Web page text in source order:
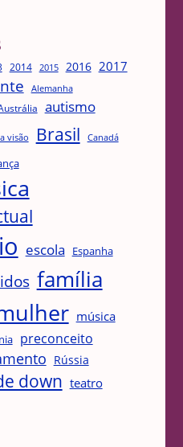
2014 2015 2016 2017
Alemanha
autismo
visão Brasil Canadá
escola Espanha
família
música
preconceito
Rússia
down teatro